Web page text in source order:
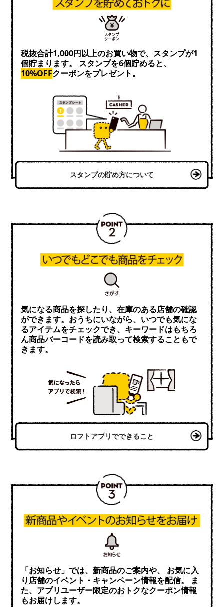
税抜合計1,000円以上のお買い物で、スタンプが1
個貯まります。 スタンプを6個貯めると、
10%OFFクーポンをプレゼント。
スタンプの貯め方について
気になる商品を探したり、在庫のある店舗の確認
ができます。おうちにいながら、いつでも気にな
るアイテムをチェックでき、キーワードはもちろ
ん商品バーコードを読み取って検索することもで
きます。
ロフトアプリでできること
「お知らせ」では、新商品のご案内や、 お気に入
り店舗のイベント・キャンペーン情報を配信。 ま
た、アプリユーザー限定のおトクなクーポン情報
もお届けします。